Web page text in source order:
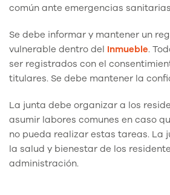
común ante emergencias
Se debe informar y mantener un
vulnerable dentro del Inmueble.
ser registrados con el
titulares. Se debe mantener la
La junta debe organizar a los
asumir labores comunes en caso
no pueda realizar estas tareas. La
la salud y bienestar de los
administración.